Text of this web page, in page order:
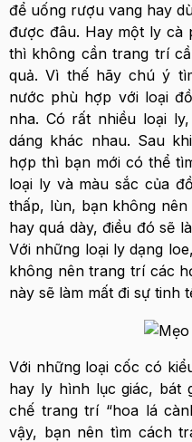
để uống rượu vang hay
được đâu. Hay một ly cà
thì không cần trang trí
quả. Vì thế hãy chú ý
nước phù hợp với loại
nha. Có rất nhiều loại
dáng khác nhau. Sau
hợp thì bạn mới có thể
loại ly và màu sắc của
thấp, lùn, bạn không
hay quá dày, điều đó sẽ
Với những loại ly dạng
không nên trang trí các
này sẽ làm mất đi sự tinh
Với những loại cốc có
hay ly hình lục giác, bát
chế trang trí “hoa lá
vậy, bạn nên tìm cách